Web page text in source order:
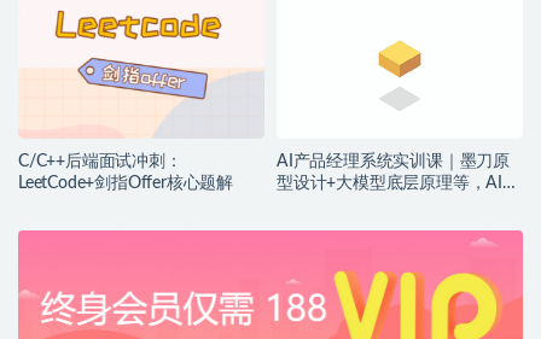
C/C++后端面试冲刺：
LeetCode+剑指Offer核心题解
AI产品经理系统实训课｜墨刀原
型设计+大模型底层原理等，AI产